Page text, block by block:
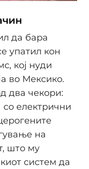
да бара
упатил кон
кој нуди
во Мексико.
два чекори:
со електрични
на
што му
систем да